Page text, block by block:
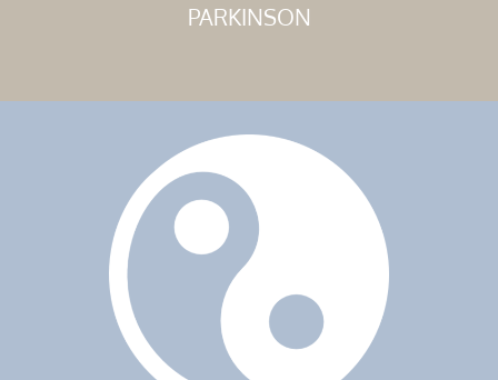
PARKINSON